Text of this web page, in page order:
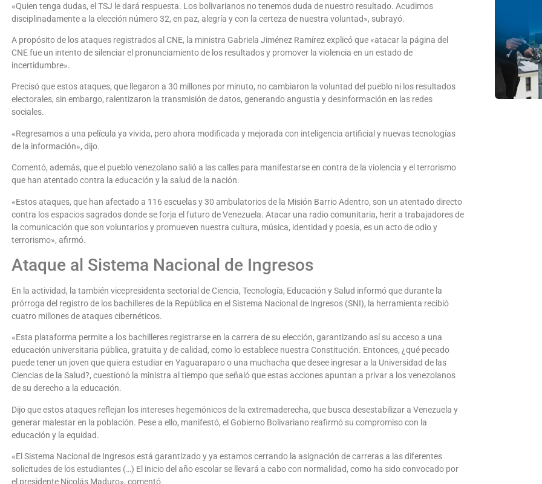
«Quien tenga dudas, el TSJ le dará respuesta. Los bolivarianos no tenemos duda de nuestro resultado. Acudimos
disciplinadamente a la elección número 32, en paz, alegría y con la certeza de nuestra voluntad», subrayó.
A propósito de los ataques registrados al CNE, la ministra Gabriela Jiménez Ramírez explicó que «atacar la página del
CNE fue un intento de silenciar el pronunciamiento de los resultados y promover la violencia en un estado de
incertidumbre».
Precisó que estos ataques, que llegaron a 30 millones por minuto, no cambiaron la voluntad del pueblo ni los resultados
electorales, sin embargo, ralentizaron la transmisión de datos, generando angustia y desinformación en las redes
sociales.
«Regresamos a una película ya vivida, pero ahora modificada y mejorada con inteligencia artificial y nuevas tecnologías
de la información», dijo.
Comentó, además, que el pueblo venezolano salió a las calles para manifestarse en contra de la violencia y el terrorismo
que han atentado contra la educación y la salud de la nación.
«Estos ataques, que han afectado a 116 escuelas y 30 ambulatorios de la Misión Barrio Adentro, son un atentado directo
contra los espacios sagrados donde se forja el futuro de Venezuela. Atacar una radio comunitaria, herir a trabajadores de
la comunicación que son voluntarios y promueven nuestra cultura, música, identidad y poesía, es un acto de odio y
terrorismo», afirmó.
Ataque al Sistema Nacional de Ingresos
En la actividad, la también vicepresidenta sectorial de Ciencia, Tecnología, Educación y Salud informó que durante la
prórroga del registro de los bachilleres de la República en el Sistema Nacional de Ingresos (SNI), la herramienta recibió
cuatro millones de ataques cibernéticos.
«Esta plataforma permite a los bachilleres registrarse en la carrera de su elección, garantizando así su acceso a una
educación universitaria pública, gratuita y de calidad, como lo establece nuestra Constitución. Entonces, ¿qué pecado
puede tener un joven que quiera estudiar en Yaguaraparo o una muchacha que desee ingresar a la Universidad de las
Ciencias de la Salud?, cuestionó la ministra al tiempo que señaló que estas acciones apuntan a privar a los venezolanos
de su derecho a la educación.
Dijo que estos ataques reflejan los intereses hegemónicos de la extremaderecha, que busca desestabilizar a Venezuela y
generar malestar en la población. Pese a ello, manifestó, el Gobierno Bolivariano reafirmó su compromiso con la
educación y la equidad.
«El Sistema Nacional de Ingresos está garantizado y ya estamos cerrando la asignación de carreras a las diferentes
solicitudes de los estudiantes (…) El inicio del año escolar se llevará a cabo con normalidad, como ha sido convocado por
el presidente Nicolás Maduro», comentó.